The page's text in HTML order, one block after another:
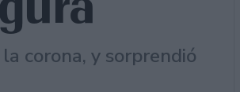
corona, y sorprendió